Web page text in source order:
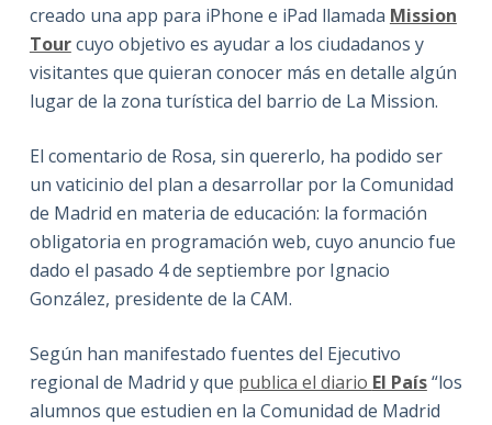
creado una app para iPhone e iPad llamada Mission
Tourcuyo objetivo es ayudar a los ciudadanos y
visitantes que quieran conocer más en detalle algún
lugar de la zona turística del barrio de La Mission.
El comentario de Rosa, sin quererlo, ha podido ser
un vaticinio del plan a desarrollar por la Comunidad
de Madrid en materia de educación: la formación
obligatoria en programación web, cuyo anuncio fue
dado el pasado 4 de septiembre por Ignacio
González, presidente de la CAM.
Según han manifestado fuentes del Ejecutivo
regional de Madrid y que publica el diario El País“los
alumnos que estudien en la Comunidad de Madrid